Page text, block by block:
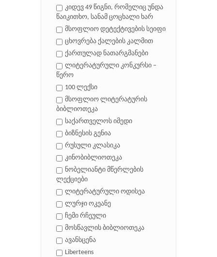
კიდევ 49 წიგნი, რომელიც უნდა
წაიკითხო, სანამ ცოცხალი ხარ
მსოფლიო დეტექტივების სეიფი
ცხოვრება ქალების კალმით
ქართულად ნათარგმანები
ლიტერატურული კონკურსი –
წერო
100 ლექსი
მსოფლიო ლიტერატურის
ბიბლიოთეკა
საქართველოს იმედი
ბიზნესის გენია
რუსული კლასიკა
კინობიბლიოთეკა
ნობელიანტი მწერლების
ლექციები
ლიტერატურული ოდისეა
ლურჯი ოკეანე
ჩემი რჩეული
მოსწავლის ბიბლიოთეკა
ავანსცენა
Liberteens